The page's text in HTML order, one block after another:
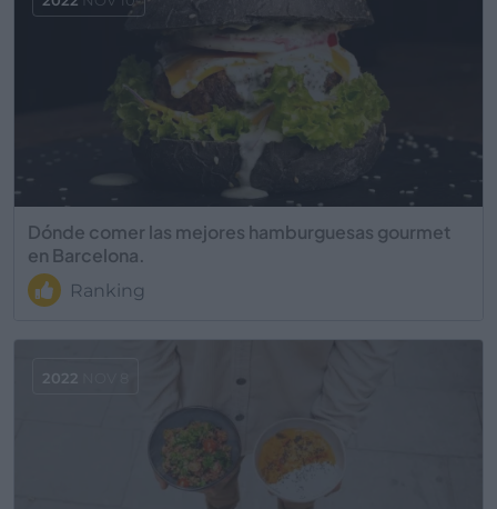
Dónde comer las mejores hamburguesas gourmet
en Barcelona.
Ranking
2022